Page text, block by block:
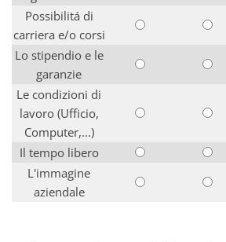
Possibilitá di
carriera e/o corsi
Lo stipendio e le
garanzie
Le condizioni di
lavoro (Ufficio,
Computer,...)
Il tempo libero
L'immagine
aziendale